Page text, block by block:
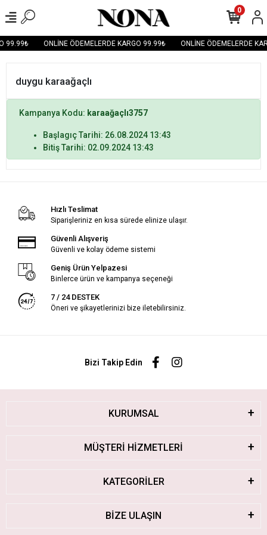
99.99₺ ONLİNE ÖDEMELERDE KARGO 99.99₺ ONLİNE ÖDEMELERDE
0
duygu karaağaçlı
Kampanya Kodu: karaağaçlı3757
Başlagıç Tarihi: 26.08.2024 13:43
Bitiş Tarihi: 02.09.2024 13:43
Hızlı Teslimat
Siparişleriniz en kısa sürede elinize ulaşır.
Güvenli Alışveriş
Güvenli ve kolay ödeme sistemi
Geniş Ürün Yelpazesi
Binlerce ürün ve kampanya seçeneği
7 / 24 DESTEK
Öneri ve şikayetlerinizi bize iletebilirsiniz.
Bizi Takip Edin
KURUMSAL
MÜŞTERİ HİZMETLERİ
KATEGORİLER
BİZE ULAŞIN